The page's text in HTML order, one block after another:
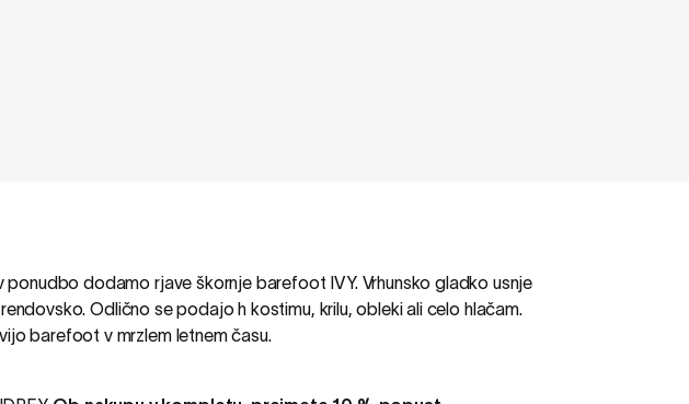
dodamo rjave škornje barefoot IVY. Vrhunsko gladko usnje
Odlično se podajo h kostimu, krilu, oblekiali celo hlačam.
barefoot v mrzlem letnem času.